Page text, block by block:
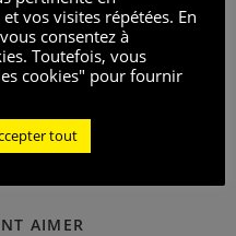
et professionnel à
Notez ce post
AIMER
vos visites répétées. En
consentez à
Toutefois, vous
cookies" pour fournir
tout